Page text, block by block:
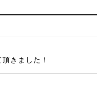
きました！